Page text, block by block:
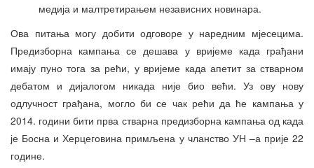
медија и малтретирањем независних новинара.
Ова питања могу добити одговоре у наредним мјесецима.
Предизборна кампања се дешава у вријеме када грађани
имају пуно тога за рећи, у вријеме када апетит за стварном
дебатом и дијалогом никада није био већи. Уз ову нову
одлучност грађана, могло би се чак рећи да ће кампања у
2014. години бити прва стварна предизборна кампања од када
је Босна и Херцеговина примљена у чланство УН –а прије 22
године.